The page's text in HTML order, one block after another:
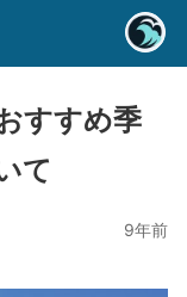
すすめ季
て
9年前